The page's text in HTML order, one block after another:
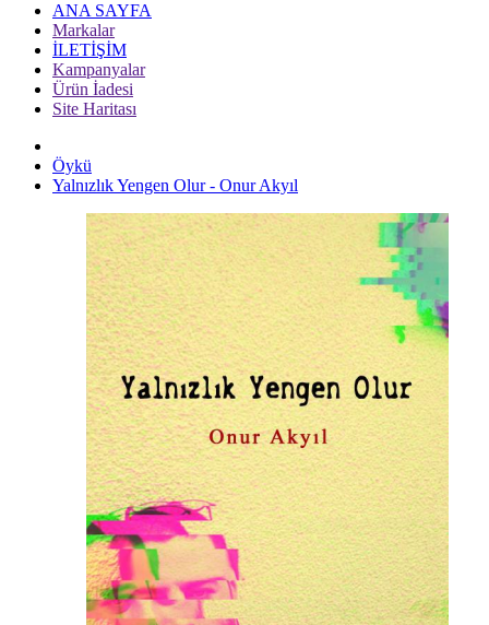
ANA SAYFA
Markalar
İLETİŞİM
Kampanyalar
Ürün İadesi
Site Haritası
Öykü
Yalnızlık Yengen Olur - Onur Akyıl